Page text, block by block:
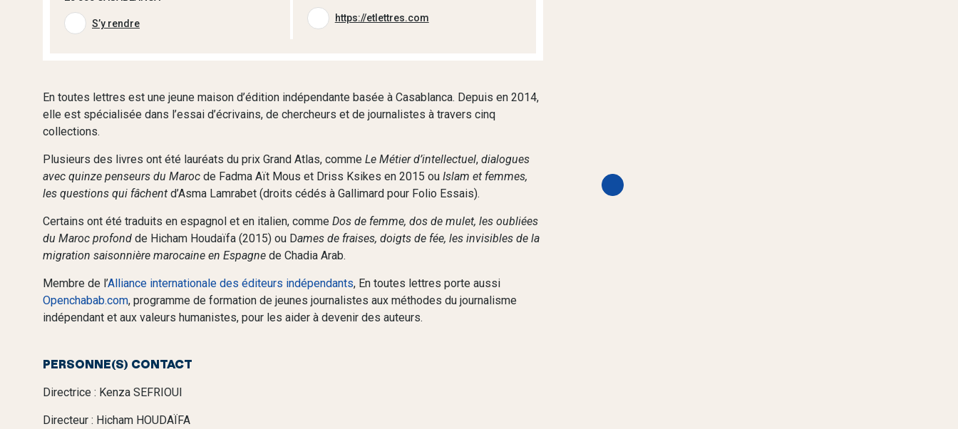
S’y rendre https://etlettres.com
En toutes lettres est une jeune maison d’édition indépendante basée à Casablanca. Depuis en 2014,
elle est spécialisée dans l’essai d’écrivains, de chercheurs et de journalistes à travers cinq
collections.
Plusieurs des livres ont été lauréats du prix Grand Atlas, comme Le Métier d’intellectuel, dialogues
avec quinze penseurs du Maroc de Fadma Aït Mous et Driss Ksikes en 2015 ou Islam et femmes,
les questions qui fâchent d’Asma Lamrabet (droits cédés à Gallimard pour Folio Essais).
Certains ont été traduits en espagnol et en italien, comme Dos de femme, dos de mulet, les oubliées
du Maroc profond de Hicham Houdaïfa (2015) ou Dames de fraises, doigts de fée, les invisibles de la
migration saisonnière marocaine en Espagne de Chadia Arab.
Membre de l’Alliance internationale des éditeurs indépendants, En toutes lettres porte aussi
Openchabab.com, programme de formation de jeunes journalistes aux méthodes du journalisme
indépendant et aux valeurs humanistes, pour les aider à devenir des auteurs.
PERSONNE(S) CONTACT
Directrice : Kenza SEFRIOUI
Directeur : Hicham HOUDAÏFA